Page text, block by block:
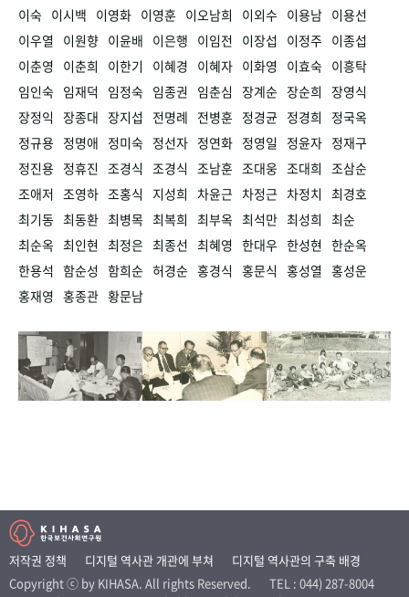
이숙 이시백 이영화 이영훈 이오남희 이외수 이용남 이용선
이우열
이원향 이윤배 이은행 이임전 이장섭 이정주 이종섭
이춘영
이춘희 이한기 이혜경 이혜자 이화영 이효숙 이흥탁
임인숙 임재덕 임정숙 임종권 임춘심 장계순 장순희 장영식
장정익 장종대 장지섭 전명례 전병훈 정경균 정경희
정국옥
정규용 정명애 정미숙 정선자 정연화 정영일 정윤자 정재구
정진용 정휴진 조경식 조경식 조남훈 조대웅 조대희 조삼순
조애저 조영하 조홍식 지성희 차윤근 차정근 차정치 최경호
최기동 최동환 최병목 최복희 최부옥 최석만 최성희 최순
최순옥 최인현 최정은 최종선 최혜영 한대우 한성현 한순옥
한용석 함순성 함희순 허경순 홍경식 홍문식 홍성열 홍성운
홍재영 홍종관 황문남
저작권 정책 디지털 역사관 개관에 부쳐
디지털 역사관의 구축 배경
Copyright ⓒ by KIHASA. All rights Reserved.
TEL : 044) 287-8004